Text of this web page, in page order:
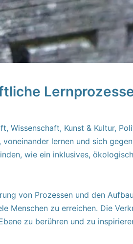
Wissenschaft, Kunst & Kultur,
lernen und sich
wie ein inklusives,
von Prozessen und den
Menschen zu erreichen. Die
zu berühren und zu